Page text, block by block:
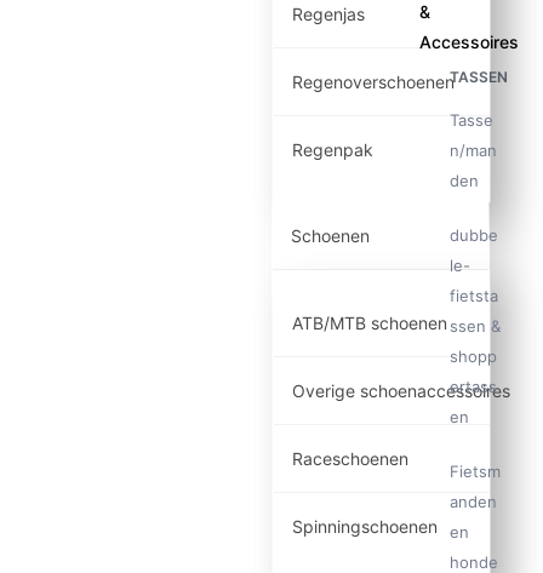
Regenjas
Regenoverschoenen
Regenpak
Schoenen
ATB/MTB schoenen
Overige schoenaccessoires
Raceschoenen
Spinningschoenen
&
Accessoires
TASSEN
Tasse
n/man
den
dubbe
le-
fietsta
ssen &
shopp
ertass
en
Fietsm
anden
en
honde